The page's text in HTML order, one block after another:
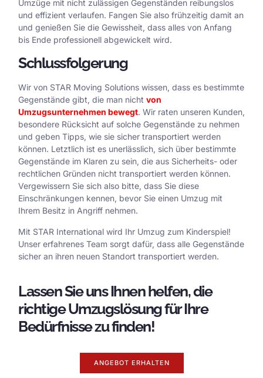
Umzüge mit nicht zulässigen Gegenständen reibungslos
und effizient verlaufen. Fangen Sie also frühzeitig damit an
und genießen Sie die Gewissheit, dass alles von Anfang
bis Ende professionell abgewickelt wird.
Schlussfolgerung
Wir von STAR Moving Solutions wissen, dass es bestimmte
Gegenstände gibt, die man nicht von
Umzugsunternehmen bewegt. Wir raten unseren Kunden,
besondere Rücksicht auf solche Gegenstände zu nehmen
und geben Tipps, wie sie sicher transportiert werden
können. Letztlich ist es unerlässlich, sich über bestimmte
Gegenstände im Klaren zu sein, die aus Sicherheits- oder
rechtlichen Gründen nicht transportiert werden können.
Vergewissern Sie sich also bitte, dass Sie diese
Einschränkungen kennen, bevor Sie einen Umzug mit
Ihrem Besitz in Angriff nehmen.
Mit STAR International wird Ihr Umzug zum Kinderspiel!
Unser erfahrenes Team sorgt dafür, dass alle Gegenstände
sicher an ihren neuen Standort transportiert werden.
Lassen Sie uns Ihnen helfen, die
richtige Umzugslösung für Ihre
Bedürfnisse zu finden!
ANGEBOT ERHALTEN